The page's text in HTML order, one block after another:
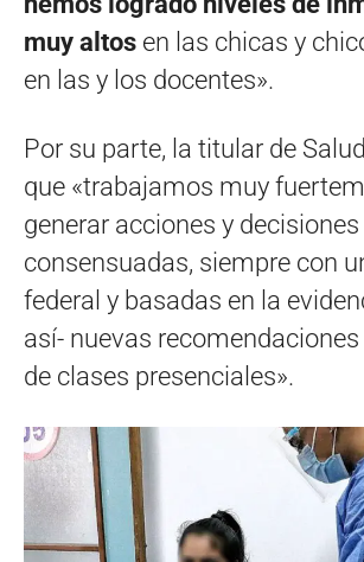
muy altos en las chicas y
en las y los docentes».
Por su parte, la titular de
que «trabajamos muy
generar acciones y
consensuadas, siempre con
federal y basadas en la
así- nuevas
de clases presenciales».